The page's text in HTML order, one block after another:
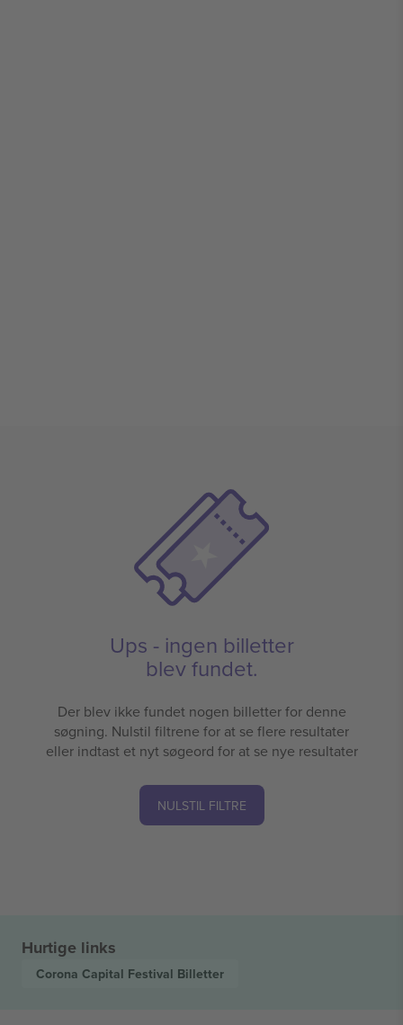
Ups - ingen billetter
blev fundet.
Der blev ikke fundet nogen billetter for denne
søgning. Nulstil filtrene for at se flere resultater
eller indtast et nyt søgeord for at se nye resultater
NULSTIL FILTRE
Hurtige links
Corona Capital Festival Billetter